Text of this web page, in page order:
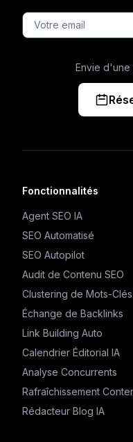
Envie d'une
Fonctionnalités
Agent SEO IA
SEO Automatisé
SEO Autopilot
Audit de Contenu SEO
Clustering de Mots-Clés
Échange de Backlinks
Link Building Auto
Calendrier Éditorial IA
Analyse Concurrents
Rafraîchissement
Rédacteur Blog IA